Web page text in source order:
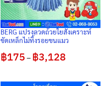
BERG แปรงลวดถ้วยใยสังเคราะห์
ขัดเหล็กไม่ทิ้งรอยขนแมว
฿175 – ฿3,128Price
range:
฿3,128